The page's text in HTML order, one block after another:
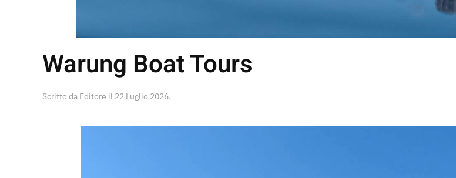
Warung Boat Tours
Scritto da Editore il 22 Luglio 2026.